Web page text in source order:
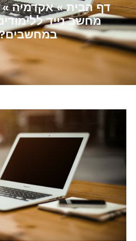
דף הבית»אקדמיה
מחשב נייד